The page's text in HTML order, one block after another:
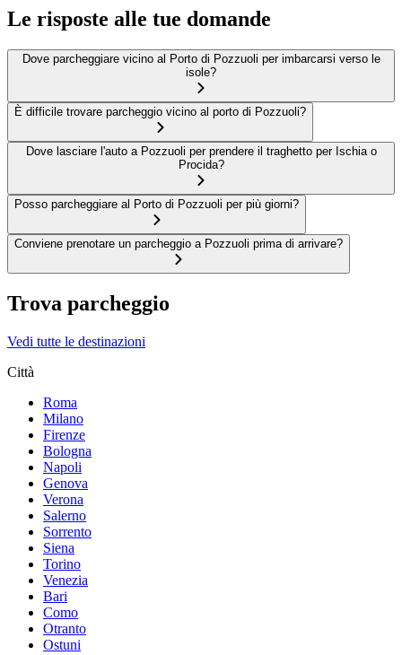
Le risposte alle tue domande
Dove parcheggiare vicino al Porto di Pozzuoli per imbarcarsi verso le
isole?
È difficile trovare parcheggio vicino al porto di Pozzuoli?
Dove lasciare l'auto a Pozzuoli per prendere il traghetto per Ischia o
Procida?
Posso parcheggiare al Porto di Pozzuoli per più giorni?
Conviene prenotare un parcheggio a Pozzuoli prima di arrivare?
Trova parcheggio
Vedi tutte le destinazioni
Città
Roma
Milano
Firenze
Bologna
Napoli
Genova
Verona
Salerno
Sorrento
Siena
Torino
Venezia
Bari
Como
Otranto
Ostuni